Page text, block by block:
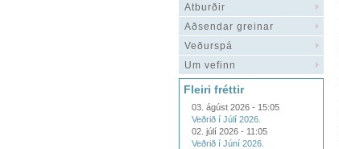
Atburðir
Aðsendar greinar
Veðurspá
Um vefinn
Fleiri fréttir
03. ágúst 2026 - 15:05
Veðrið í Júlí 2026.
02. júlí 2026 - 11:05
Veðrið í Júní 2026.